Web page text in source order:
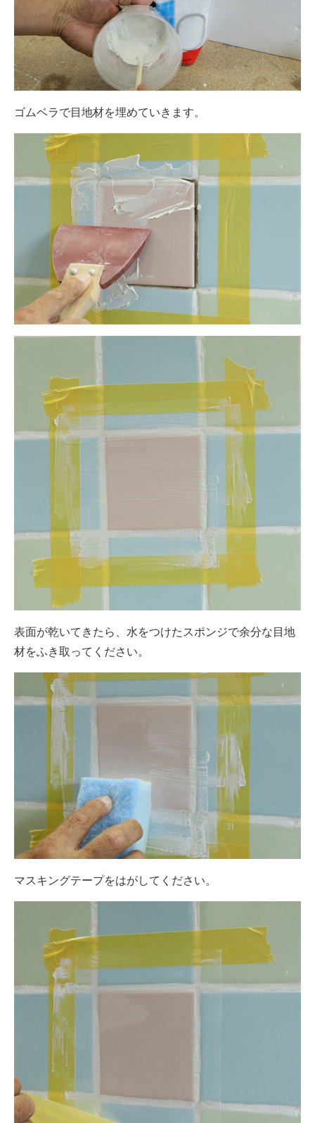
ゴムベラで目地材を埋めていきます。
表面が乾いてきたら、水をつけたスポンジで余分な目地
材をふき取ってください。
マスキングテープをはがしてください。